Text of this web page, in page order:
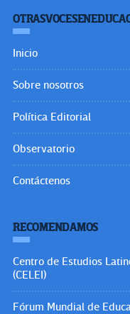
Inicio
Sobre nosotros
Política Editorial
Observatorio
Contáctenos
RECOMENDAMOS
Centro de Estudios
(CELEI)
Fórum Mundial de